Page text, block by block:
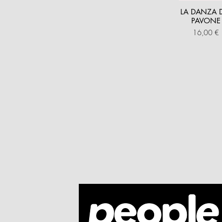
LA DANZA
PAVONE
Prezzo
16,00 €